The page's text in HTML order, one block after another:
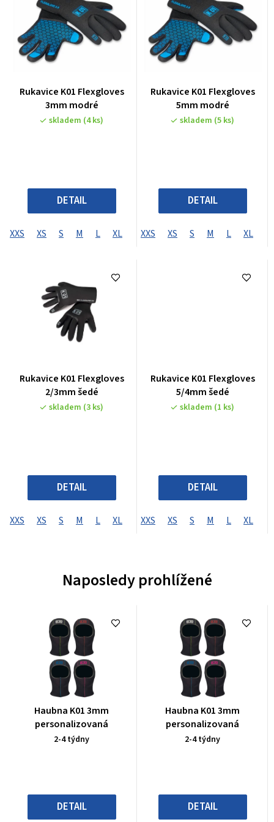
Rukavice K01 Flexgloves
3mm modré
skladem (4 ks)
DETAIL
XXS XS S M L XL
Rukavice K01 Flexgloves
5mm modré
skladem (5 ks)
DETAIL
XXS XS S M L XL
Rukavice K01 Flexgloves
2/3mm šedé
skladem (3 ks)
DETAIL
XXS XS S M L XL
Rukavice K01 Flexgloves
5/4mm šedé
skladem (1 ks)
DETAIL
XXS XS S M L XL
Naposledy prohlížené
Průměrné
hodnocení
produktu
hvězdiček.
Haubna K01 3mm
personalizovaná
2-4 týdny
DETAIL
Průměrné
hodnocení
produktu
hvězdiček.
Haubna K01 3mm
personalizovaná
2-4 týdny
DETAIL